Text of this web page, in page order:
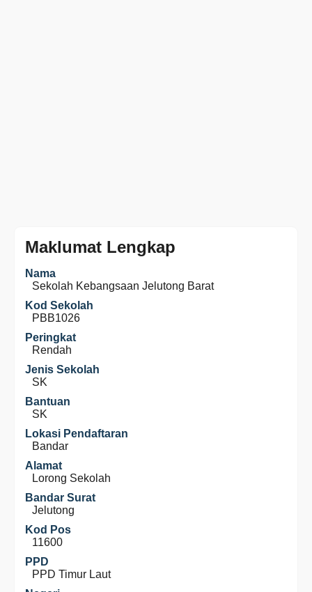
Maklumat Lengkap
Nama
Sekolah Kebangsaan Jelutong Barat
Kod Sekolah
PBB1026
Peringkat
Rendah
Jenis Sekolah
SK
Bantuan
SK
Lokasi Pendaftaran
Bandar
Alamat
Lorong Sekolah
Bandar Surat
Jelutong
Kod Pos
11600
PPD
PPD Timur Laut